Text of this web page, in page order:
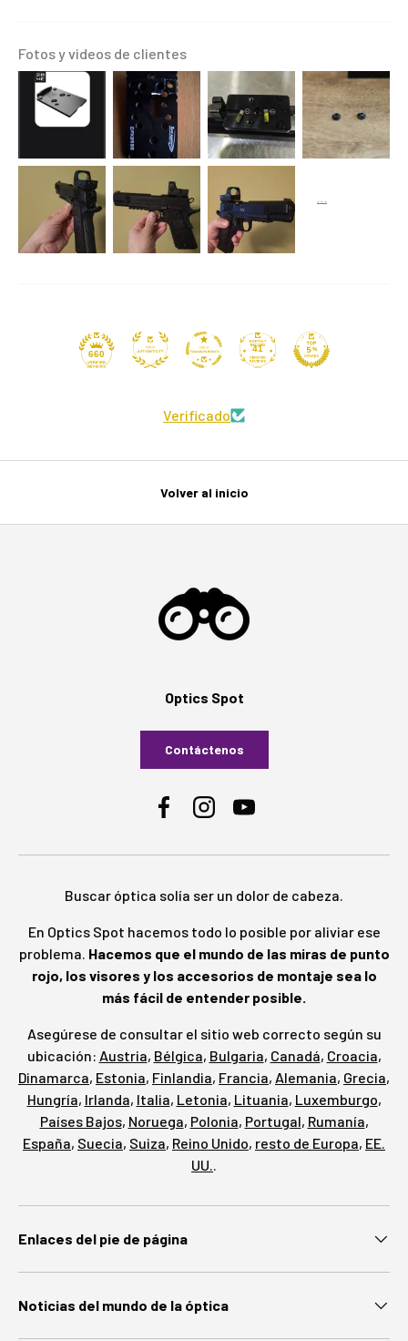
Fotos y videos de clientes
660
41
Verificado
Volver al inicio
Optics Spot
Contáctenos
FacebookInstagramYouTube
Buscar óptica solía ser un dolor de cabeza.
En Optics Spot hacemos todo lo posible por aliviar ese
problema. Hacemos que el mundo de las miras de punto
rojo, los visores y los accesorios de montaje sea lo
más fácil de entender posible.
Asegúrese de consultar el sitio web correcto según su
ubicación: Austria, Bélgica, Bulgaria, Canadá, Croacia,
Dinamarca, Estonia, Finlandia, Francia, Alemania, Grecia,
Hungría, Irlanda, Italia, Letonia, Lituania, Luxemburgo,
Países Bajos, Noruega, Polonia, Portugal, Rumanía,
España, Suecia, Suiza, Reino Unido, resto de Europa, EE.
UU.
Enlaces del pie de página
Noticias del mundo de la óptica